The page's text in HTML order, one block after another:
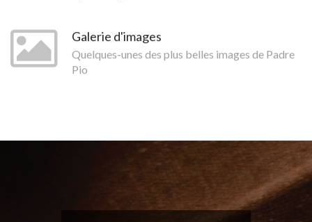
Galerie d'images
Quelques-unes des plus belles images de Padre
Pio